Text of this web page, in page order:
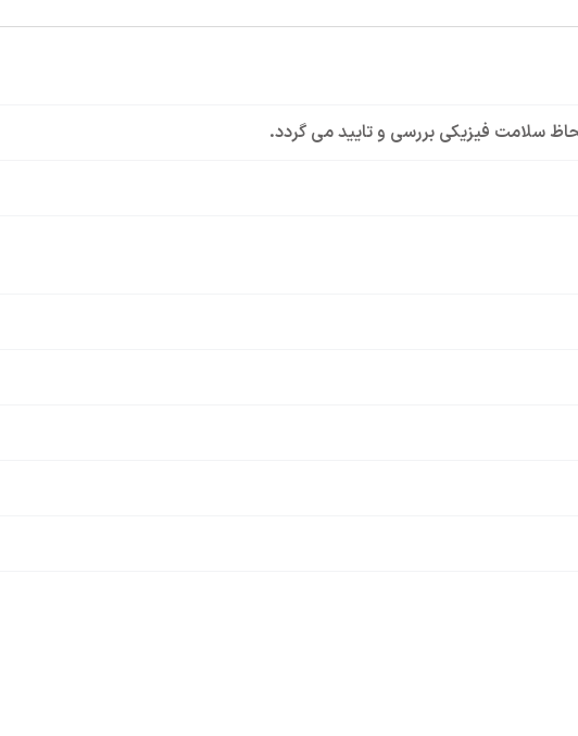
لحاظ سلامت فیزیکی بررسی و تایید می گردد.